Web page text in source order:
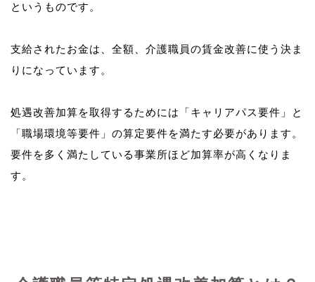
というものです。
支給されたお金は、全額、介護職員の賃金改善に使う決ま
りになっています。
処遇改善加算を取得するためには「キャリアパス要件」と
「職場環境等要件」の算定要件を満たす必要があります。
要件を多く満たしている事業所ほど加算率が高くなりま
す。